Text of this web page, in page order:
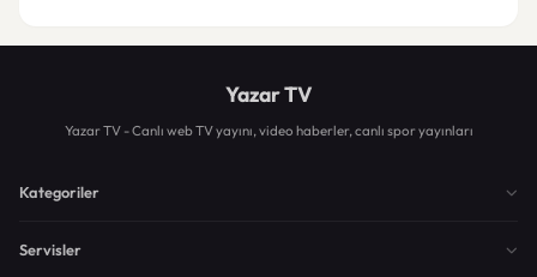
Yazar TV
Yazar TV - Canlı web TV yayını, video haberler, canlı spor yayınları
Kategoriler
Servisler